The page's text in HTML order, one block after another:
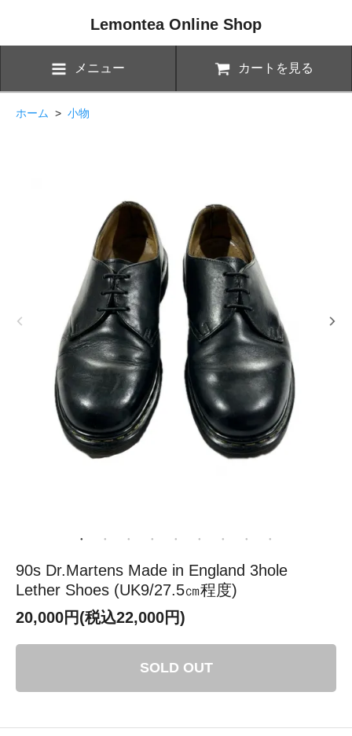
Lemontea Online Shop
メニュー カートを見る
ホーム > 小物
90s Dr.Martens Made in England 3hole
Lether Shoes (UK9/27.5㎝程度)
20,000円(税込22,000円)
SOLD OUT